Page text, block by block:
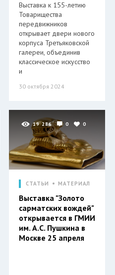
Выставка к 155-летию
Товарищества
передвижников
открывает двери нового
корпуса Третьяковской
галереи, объединив
классическое искусство
и
30 октября 2024
19 286 0 0
СТАТЬИ МАТЕРИАЛ
Выставка "Золото
сарматских вождей"
открывается в ГМИИ
им. А.С. Пушкина в
Москве 25 апреля